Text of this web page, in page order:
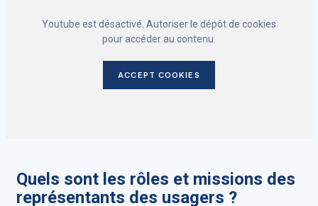
Youtube est désactivé. Autoriser le dépôt de cookies
pour accéder au contenu.
ACCEPT COOKIES
Quels sont les rôles et missions des
représentants des usagers ?